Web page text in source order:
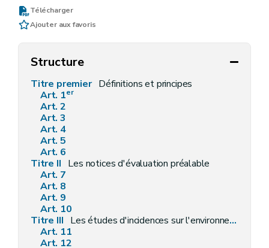
Télécharger
Ajouter aux favoris
Structure
Titre premier Définitions et principes
Art. 1er
Art. 2
Art. 3
Art. 4
Art. 5
Art. 6
Titre II Les notices d'évaluation préalable
Art. 7
Art. 8
Art. 9
Art. 10
Titre III Les études d'incidences sur l'environnement et les rapports d'incidences
Art. 11
Art. 12